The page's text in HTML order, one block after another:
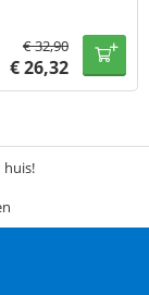
€32,90
€26,32
huis!